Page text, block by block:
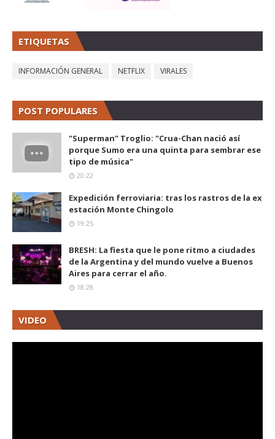
ETIQUETAS
INFORMACIÓN GENERAL NETFLIX VIRALES
POST POPULARES
"Superman" Troglio: "Crua-Chan nació así
porque Sumo era una quinta para sembrar ese
tipo de música"
20:22
Expedición ferroviaria: tras los rastros de la ex
estación Monte Chingolo
19:25
BRESH: La fiesta que le pone ritmo a ciudades
de la Argentina y del mundo vuelve a Buenos
Aires para cerrar el año.
18:28
VIDEO